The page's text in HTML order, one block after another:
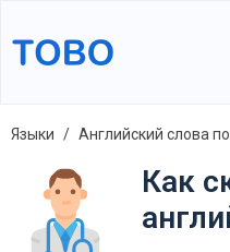
Языки Английский слова
Как